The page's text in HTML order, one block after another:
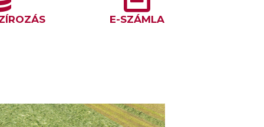
E-SZÁMLA
ELSŐ ÖNJÁRÓ